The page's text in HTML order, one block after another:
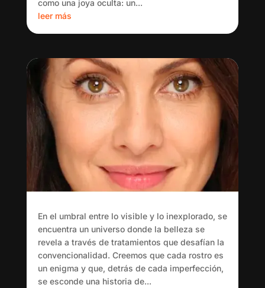
como una joya oculta: un...
leer más
En el umbral entre lo visible y lo inexplorado, se
encuentra un universo donde la belleza se
revela a través de tratamientos que desafían la
convencionalidad. Creemos que cada rostro es
un enigma y que, detrás de cada imperfección,
se esconde una historia de...